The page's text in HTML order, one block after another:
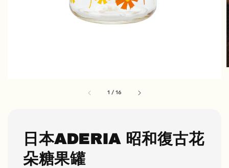
1 /16
日本ADERIA 昭和復古花
朵糖果罐